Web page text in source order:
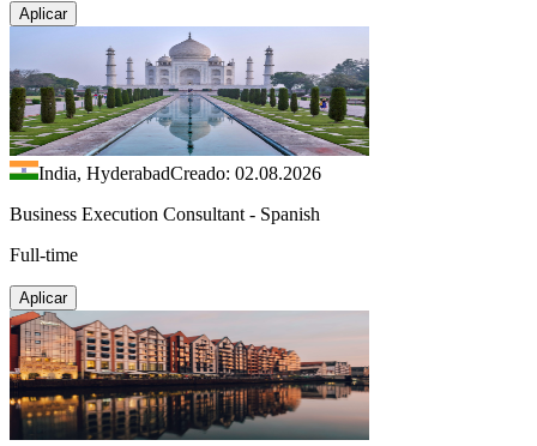
Aplicar
India, HyderabadCreado: 02.08.2026
Business Execution Consultant - Spanish
Full-time
Aplicar